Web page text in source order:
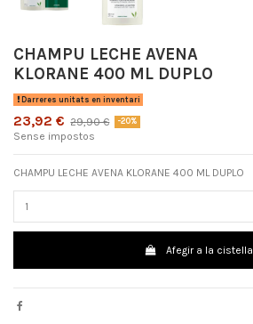
CHAMPU LECHE AVENA
KLORANE 400 ML DUPLO
Darreres unitats en inventari
23,92 € 29,90 € -20%
Sense impostos
CHAMPU LECHE AVENA KLORANE 400 ML DUPLO
Afegir a la cistella